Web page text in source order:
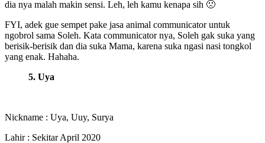
dia nya malah makin sensi. Leh, leh kamu kenapa sih 🙁
FYI, adek gue sempet pake jasa animal communicator untuk
ngobrol sama Soleh. Kata communicator nya, Soleh gak suka yang
berisik-berisik dan dia suka Mama, karena suka ngasi nasi tongkol
yang enak. Hahaha.
5. Uya
Nickname : Uya, Uuy, Surya
Lahir : Sekitar April 2020